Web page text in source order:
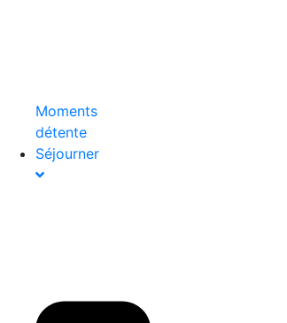
Moments
détente
Séjourner